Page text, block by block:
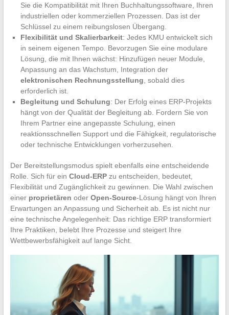
Sie die Kompatibilität mit Ihren Buchhaltungssoftware, Ihren
industriellen oder kommerziellen Prozessen. Das ist der
Schlüssel zu einem reibungslosen Übergang.
Flexibilität und Skalierbarkeit: Jedes KMU entwickelt sich
in seinem eigenen Tempo. Bevorzugen Sie eine modulare
Lösung, die mit Ihnen wächst: Hinzufügen neuer Module,
Anpassung an das Wachstum, Integration der
elektronischen Rechnungsstellung , sobald dies
erforderlich ist.
Begleitung und Schulung: Der Erfolg eines ERP-Projekts
hängt von der Qualität der Begleitung ab. Fordern Sie von
Ihrem Partner eine angepasste Schulung, einen
reaktionsschnellen Support und die Fähigkeit, regulatorische
oder technische Entwicklungen vorherzusehen.
Der Bereitstellungsmodus spielt ebenfalls eine entscheidende
Rolle. Sich für ein Cloud-ERPzu entscheiden, bedeutet,
Flexibilität und Zugänglichkeit zu gewinnen. Die Wahl zwischen
einer proprietären oder Open-Source-Lösung hängt von Ihren
Erwartungen an Anpassung und Sicherheit ab. Es ist nicht nur
eine technische Angelegenheit: Das richtige ERP transformiert
Ihre Praktiken, belebt Ihre Prozesse und steigert Ihre
Wettbewerbsfähigkeit auf lange Sicht.